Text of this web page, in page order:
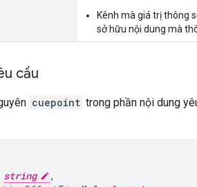
Kênh mà giá trị thông
sở hữu nội dung mà
cầu
cuepoint trong phần nội dung
string
,